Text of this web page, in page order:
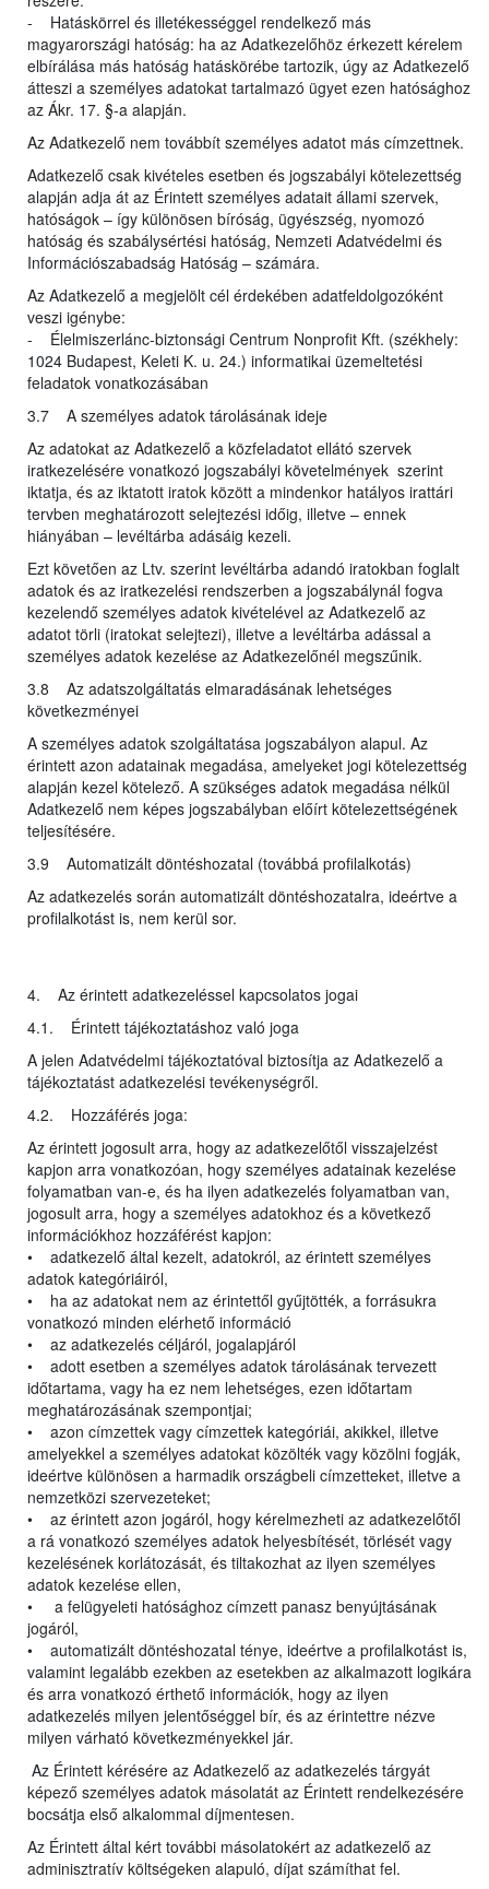
- Hatáskörrel és illetékességgel rendelkező más
magyarországi hatóság: ha az Adatkezelőhöz érkezett kérelem
elbírálása más hatóság hatáskörébe tartozik, úgy az Adatkezelő
átteszi a személyes adatokat tartalmazó ügyet ezen hatósághoz
az Ákr. 17. §-a alapján.
Az Adatkezelő nem továbbít személyes adatot más címzettnek.
Adatkezelő csak kivételes esetben és jogszabályi kötelezettség
alapján adja át az Érintett személyes adatait állami szervek,
hatóságok – így különösen bíróság, ügyészség, nyomozó
hatóság és szabálysértési hatóság, Nemzeti Adatvédelmi és
Információszabadság Hatóság – számára.
Az Adatkezelő a megjelölt cél érdekében adatfeldolgozóként
veszi igénybe:
- Élelmiszerlánc-biztonsági Centrum Nonprofit Kft. (székhely:
1024 Budapest, Keleti K. u. 24.) informatikai üzemeltetési
feladatok vonatkozásában
3.7 A személyes adatok tárolásának ideje
Az adatokat az Adatkezelő a közfeladatot ellátó szervek
iratkezelésére vonatkozó jogszabályi követelmények szerint
iktatja, és az iktatott iratok között a mindenkor hatályos irattári
tervben meghatározott selejtezési időig, illetve – ennek
hiányában – levéltárba adásáig kezeli.
Ezt követően az Ltv. szerint levéltárba adandó iratokban foglalt
adatok és az iratkezelési rendszerben a jogszabálynál fogva
kezelendő személyes adatok kivételével az Adatkezelő az
adatot törli (iratokat selejtezi), illetve a levéltárba adással a
személyes adatok kezelése az Adatkezelőnél megszűnik.
3.8 Az adatszolgáltatás elmaradásának lehetséges
következményei
A személyes adatok szolgáltatása jogszabályon alapul. Az
érintett azon adatainak megadása, amelyeket jogi kötelezettség
alapján kezel kötelező. A szükséges adatok megadása nélkül
Adatkezelő nem képes jogszabályban előírt kötelezettségének
teljesítésére.
3.9 Automatizált döntéshozatal (továbbá profilalkotás)
Az adatkezelés során automatizált döntéshozatalra, ideértve a
profilalkotást is, nem kerül sor.
4. Az érintett adatkezeléssel kapcsolatos jogai
4.1. Érintett tájékoztatáshoz való joga
A jelen Adatvédelmi tájékoztatóval biztosítja az Adatkezelő a
tájékoztatást adatkezelési tevékenységről.
4.2. Hozzáférés joga:
Az érintett jogosult arra, hogy az adatkezelőtől visszajelzést
kapjon arra vonatkozóan, hogy személyes adatainak kezelése
folyamatban van-e, és ha ilyen adatkezelés folyamatban van,
jogosult arra, hogy a személyes adatokhoz és a következő
információkhoz hozzáférést kapjon:
• adatkezelő által kezelt, adatokról, az érintett személyes
adatok kategóriáiról,
• ha az adatokat nem az érintettől gyűjtötték, a forrásukra
vonatkozó minden elérhető információ
• az adatkezelés céljáról, jogalapjáról
• adott esetben a személyes adatok tárolásának tervezett
időtartama, vagy ha ez nem lehetséges, ezen időtartam
meghatározásának szempontjai;
• azon címzettek vagy címzettek kategóriái, akikkel, illetve
amelyekkel a személyes adatokat közölték vagy közölni fogják,
ideértve különösen a harmadik országbeli címzetteket, illetve a
nemzetközi szervezeteket;
• az érintett azon jogáról, hogy kérelmezheti az adatkezelőtől
a rá vonatkozó személyes adatok helyesbítését, törlését vagy
kezelésének korlátozását, és tiltakozhat az ilyen személyes
adatok kezelése ellen,
• a felügyeleti hatósághoz címzett panasz benyújtásának
jogáról,
• automatizált döntéshozatal ténye, ideértve a profilalkotást is,
valamint legalább ezekben az esetekben az alkalmazott logikára
és arra vonatkozó érthető információk, hogy az ilyen
adatkezelés milyen jelentőséggel bír, és az érintettre nézve
milyen várható következményekkel jár.
Az Érintett kérésére az Adatkezelő az adatkezelés tárgyát
képező személyes adatok másolatát az Érintett rendelkezésére
bocsátja első alkalommal díjmentesen.
Az Érintett által kért további másolatokért az adatkezelő az
adminisztratív költségeken alapuló, díjat számíthat fel.